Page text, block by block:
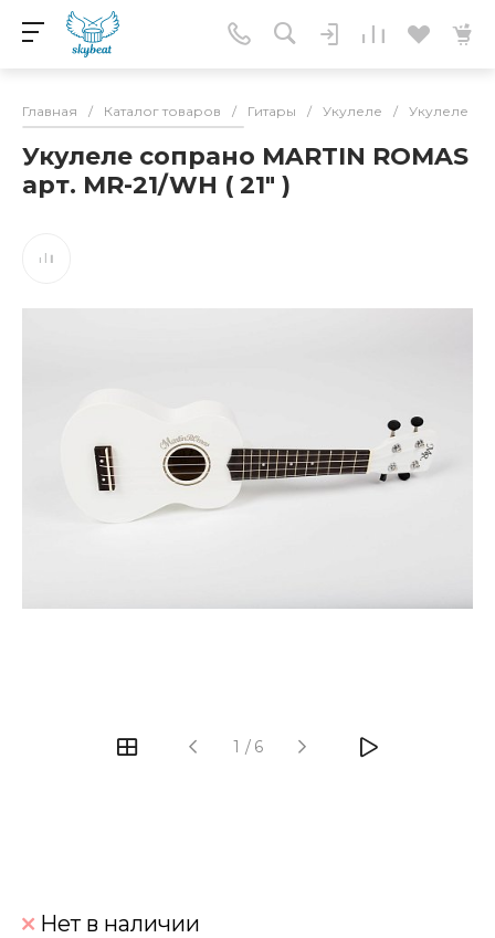
Главная / Каталог товаров / Гитары / Укулеле / Укулеле
Укулеле сопрано MARTIN ROMAS
арт. MR-21/WH ( 21" )
1 / 6
Нет в наличии